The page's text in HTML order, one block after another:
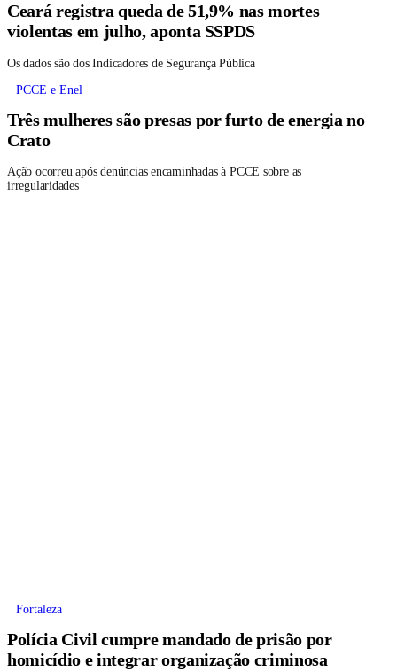
Ceará registra queda de 51,9% nas mortes
violentas em julho, aponta SSPDS
Os dados são dos Indicadores de Segurança Pública
PCCE e Enel
Três mulheres são presas por furto de energia no
Crato
Ação ocorreu após denúncias encaminhadas à PCCE sobre as
irregularidades
Fortaleza
Polícia Civil cumpre mandado de prisão por
homicídio e integrar organização criminosa